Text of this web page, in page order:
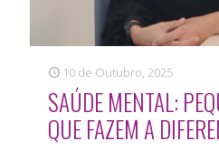
10 de Outubro, 2025
SAÚDE MENTAL:
QUE FAZEM A